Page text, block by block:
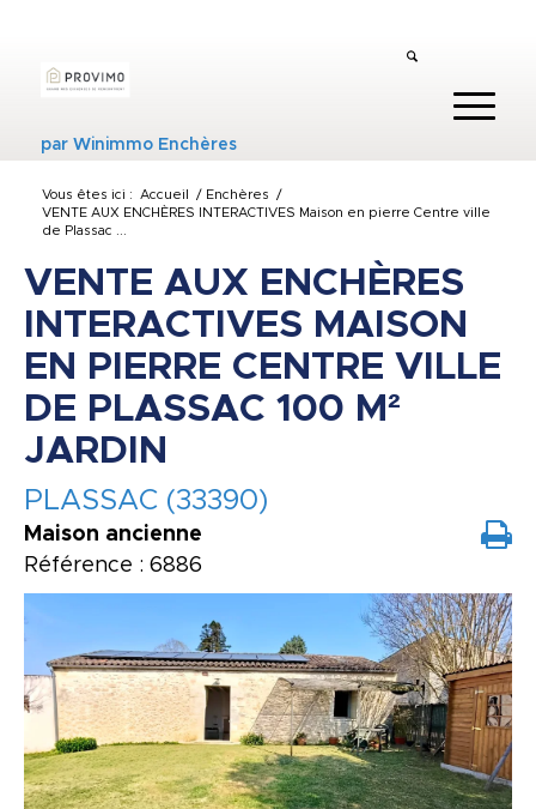
parWinimmo Enchères
Vous êtes ici : Accueil / Enchères
/
VENTE AUX ENCHÈRES INTERACTIVES Maison en pierre Centre ville
de Plassac ...
VENTE AUX ENCHÈRES
INTERACTIVES MAISON
EN PIERRE CENTRE VILLE
DE PLASSAC 100 M²
JARDIN
PLASSAC (33390)
Maison ancienne
Référence : 6886